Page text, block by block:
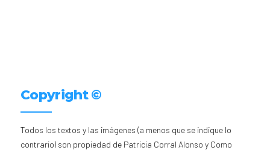
Copyright ©
Todos los textos y las imágenes (a menos que se indique lo
contrario) son propiedad de Patricia Corral Alonso y Como